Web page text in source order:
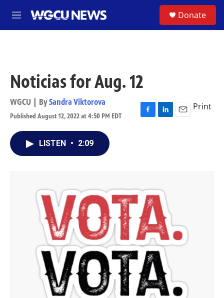
M
e
Donate
Noticias for Aug. 12
WGCU | BySandra Viktorova
Published August 12, 2022 at 4:50 PM EDT
F
L
E
Print
LISTEN • 2:09